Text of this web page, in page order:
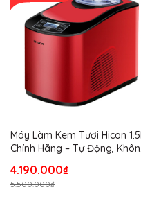
Máy Làm Kem Tươi Hicon
Chính Hãng – Tự Động,
Lớn Cho Gia Đình
4.190.000₫
5.500.000₫